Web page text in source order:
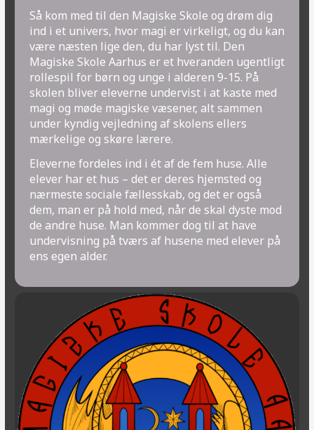
Så kom med til den Magiske Skole og drøm dig
ind i et univers, hvor magi er virkeligt, og du kan
være næsten lige den, du har lyst til. Den
Magiske Skole Aarhus er et hveranden ugentligt
rollespil for børn og unge i alderen 9-15. På
skolen bliver eleverne undervist i at kaste med
magi og møde magiske væsener, alt sammen
under kyndig vejledning af skolens ellers
mærkelige og skøre lærere.
Eleverne fordeles ind i ét af de fem huse. Alle
elever har et hus – det er deres hjemsted og
nærmeste sociale fællesskab, og det er også
dem, man er på hold med, når de skal dyste mod
de andre huse. Man kommer dog til at have
undervisning på tværs af husene med elever på
ens egen alder.